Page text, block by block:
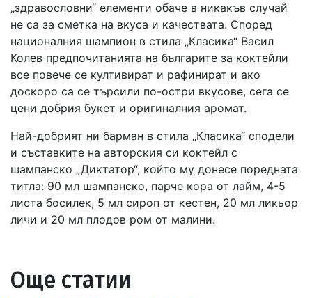
„здравословни“ елементи обаче в никакъв случай
не са за сметка на вкуса и качествата. Според
националния шампион в стила „Класика“ Васил
Колев предпочитанията на българите за коктейли
все повече се култивират и рафинират и ако
доскоро са се търсили по-остри вкусове, сега се
цени добрия букет и оригиналния аромат.
Най-добрият ни барман в стила „Класика“ сподели
и съставките на авторския си коктейл с
шампанско „Диктатор“, който му донесе поредната
титла: 90 мл шампанско, парче кора от лайм, 4-5
листа босилек, 5 мл сироп от кестен, 20 мл ликьор
личи и 20 мл плодов ром от малини.
Още статии